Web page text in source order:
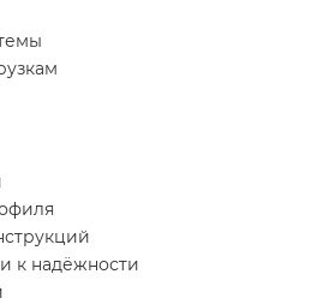
к надёжности